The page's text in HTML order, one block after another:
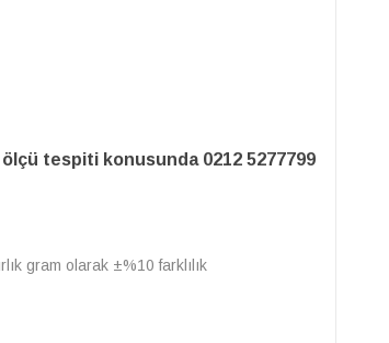
tespiti konusunda 0212 5277799
gram olarak ±%10 farklılık